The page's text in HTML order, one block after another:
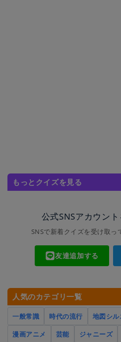
もっとクイズを見る
公式SNSアカウン
SNSで新着クイズを受け取っ
友達追加する
人気のカテゴリ一覧
一般常識 時代の流行 地図シル
漫画アニメ
芸能 ジャニーズ